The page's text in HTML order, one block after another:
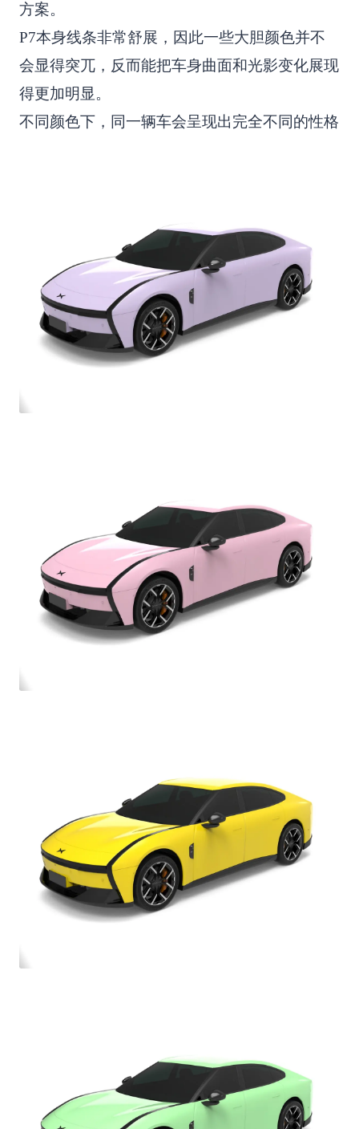
方案。
P7本身线条非常舒展，因此一些大胆颜色并不
会显得突兀，反而能把车身曲面和光影变化展现
得更加明显。
不同颜色下，同一辆车会呈现出完全不同的性格